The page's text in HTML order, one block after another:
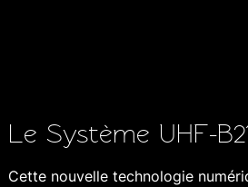
Le Système UHF-
Cette nouvelle technologie